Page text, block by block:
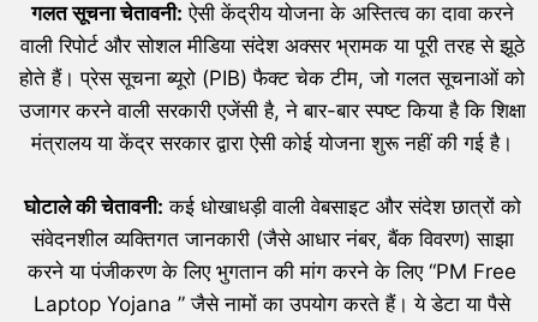
गलत सूचना चेतावनी: ऐसी केंद्रीय योजना के अस्तित्व का दावा करने
वाली रिपोर्ट और सोशल मीडिया संदेश अक्सर भ्रामक या पूरी तरह से झूठे
होते हैं। प्रेस सूचना ब्यूरो (PIB) फैक्ट चेक टीम, जो गलत सूचनाओं को
उजागर करने वाली सरकारी एजेंसी है, ने बार-बार स्पष्ट किया है कि शिक्षा
मंत्रालय या केंद्र सरकार द्वारा ऐसी कोई योजना शुरू नहीं की गई है।
घोटाले की चेतावनी: कई धोखाधड़ी वाली वेबसाइट और संदेश छात्रों को
संवेदनशील व्यक्तिगत जानकारी (जैसे आधार नंबर, बैंक विवरण) साझा
करने या पंजीकरण के लिए भुगतान की मांग करने के लिए “PM Free
Laptop Yojana ” जैसे नामों का उपयोग करते हैं। ये डेटा या पैसे